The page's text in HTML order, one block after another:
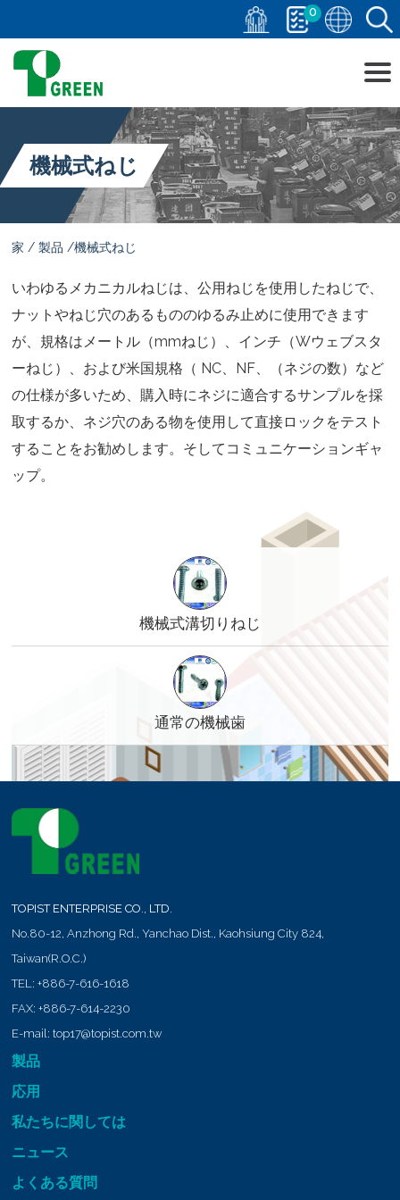
0
機械式ねじ
家 製品 機械式ねじ
いわゆるメカニカルねじは、公用ねじを使用したねじで、
ナットやねじ穴のあるもののゆるみ止めに使用できます
が、規格はメートル（mmねじ）、インチ（Wウェブスタ
ーねじ）、および米国規格（ NC、NF、（ネジの数）など
の仕様が多いため、購入時にネジに適合するサンプルを採
取するか、ネジ穴のある物を使用して直接ロックをテスト
することをお勧めします。そしてコミュニケーションギャ
ップ。
機械式溝切りねじ
通常の機械歯
TOPIST ENTERPRISE CO., LTD.
No.80-12, Anzhong Rd., Yanchao Dist., Kaohsiung City 824,
Taiwan(R.O.C.)
TEL:+886-7-616-1618
FAX:+886-7-614-2230
E-mail:top17@topist.com.tw
製品
応用
私たちに関しては
ニュース
よくある質問